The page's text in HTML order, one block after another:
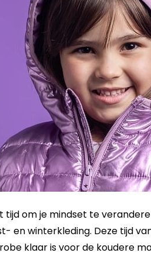
tijd om je mindset te
en winterkleding. Deze tijd
klaar is voor de koudere